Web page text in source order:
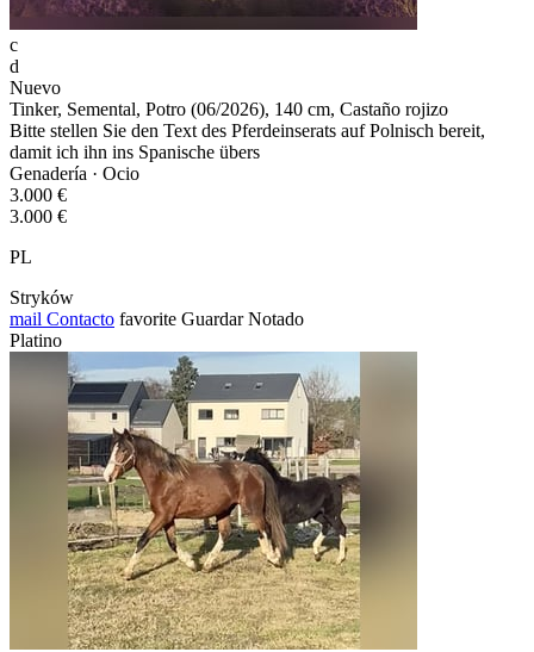
c
d
Nuevo
Tinker, Semental, Potro (06/2026), 140 cm, Castaño rojizo
Bitte stellen Sie den Text des Pferdeinserats auf Polnisch bereit,
damit ich ihn ins Spanische übers
Genadería · Ocio
3.000 €
3.000 €
PL
Stryków
mail Contacto favorite Guardar Notado
Platino